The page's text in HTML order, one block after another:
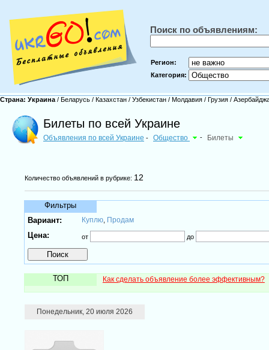
Поиск по объявлениям:
Регион:
Категория:
Страна: Украина / Беларусь / Казахстан / Узбекистан / Молдавия / Грузия /
Билеты по всей Украине
Объявления по всей Украине - Общество - Билеты
Количество объявлений в рубрике: 12
Фильтры
Вариант:
Куплю, Продам
Цена: от до
ТОП Как сделать объявление более эффективным?
Понедельник, 20 июля 2026